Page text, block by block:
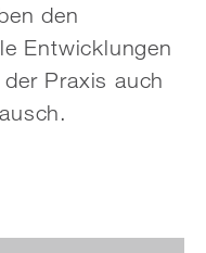
den
Entwicklungen
Praxis auch